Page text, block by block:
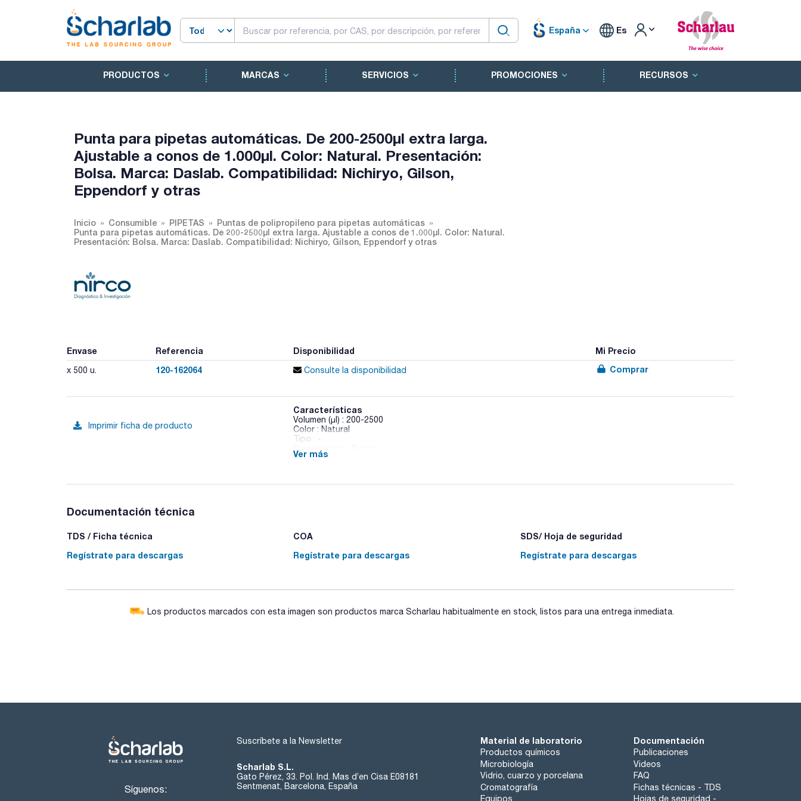
España Es
PRODUCTOS MARCAS SERVICIOS PROMOCIONES RECURSOS
Punta para pipetas automáticas. De 200-2500µl extra larga.
Ajustable a conos de 1.000µl. Color: Natural. Presentación:
Bolsa. Marca: Daslab. Compatibilidad: Nichiryo, Gilson,
Eppendorf y otras
Inicio Consumible PIPETAS
Puntas de polipropileno para pipetas automáticas
Punta para pipetas automáticas. De 200-2500µl extra larga. Ajustable a conos de 1.000µl. Color: Natural.
Presentación: Bolsa. Marca: Daslab. Compatibilidad: Nichiryo, Gilson, Eppendorf y otras
Envase Referencia Disponibilidad Mi Precio
x 500 u. 120-162064 Consulte la disponibilidad Comprar
Imprimir ficha de producto
Características
Volumen (µl) : 200-2500
Color : Natural
Tipo : -
Marca : Daslab
Ver más
Documentación técnica
TDS / Ficha técnica
Regístrate para descargas
COA
Regístrate para descargas
SDS/ Hoja de seguridad
Regístrate para descargas
Los productos marcados con esta imagen son productos marca Scharlau habitualmente en stock, listos para una entrega inmediata.
Síguenos:
Suscríbete a la Newsletter
Scharlab S.L.
Gato Pérez, 33. Pol. Ind. Mas d’en Cisa E08181
Sentmenat, Barcelona, España
Material de laboratorio
Productos químicos
Microbiología
Vidrio, cuarzo y porcelana
Cromatografía
Equipos
Documentación
Publicaciones
Videos
FAQ
Fichas técnicas - TDS
Hojas de seguridad -